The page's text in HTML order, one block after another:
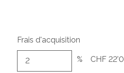
Frais d'acquisition
% CHF